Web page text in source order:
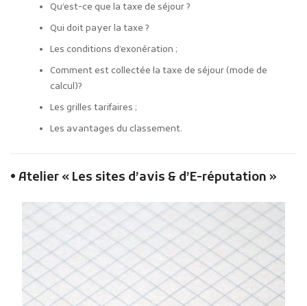
Qu’est-ce que la taxe de séjour ?
Qui doit payer la taxe ?
Les conditions d’exonération ;
Comment est collectée la taxe de séjour (mode de
calcul)?
Les grilles tarifaires ;
Les avantages du classement.
• Atelier « Les sites d’avis & d’E-réputation »